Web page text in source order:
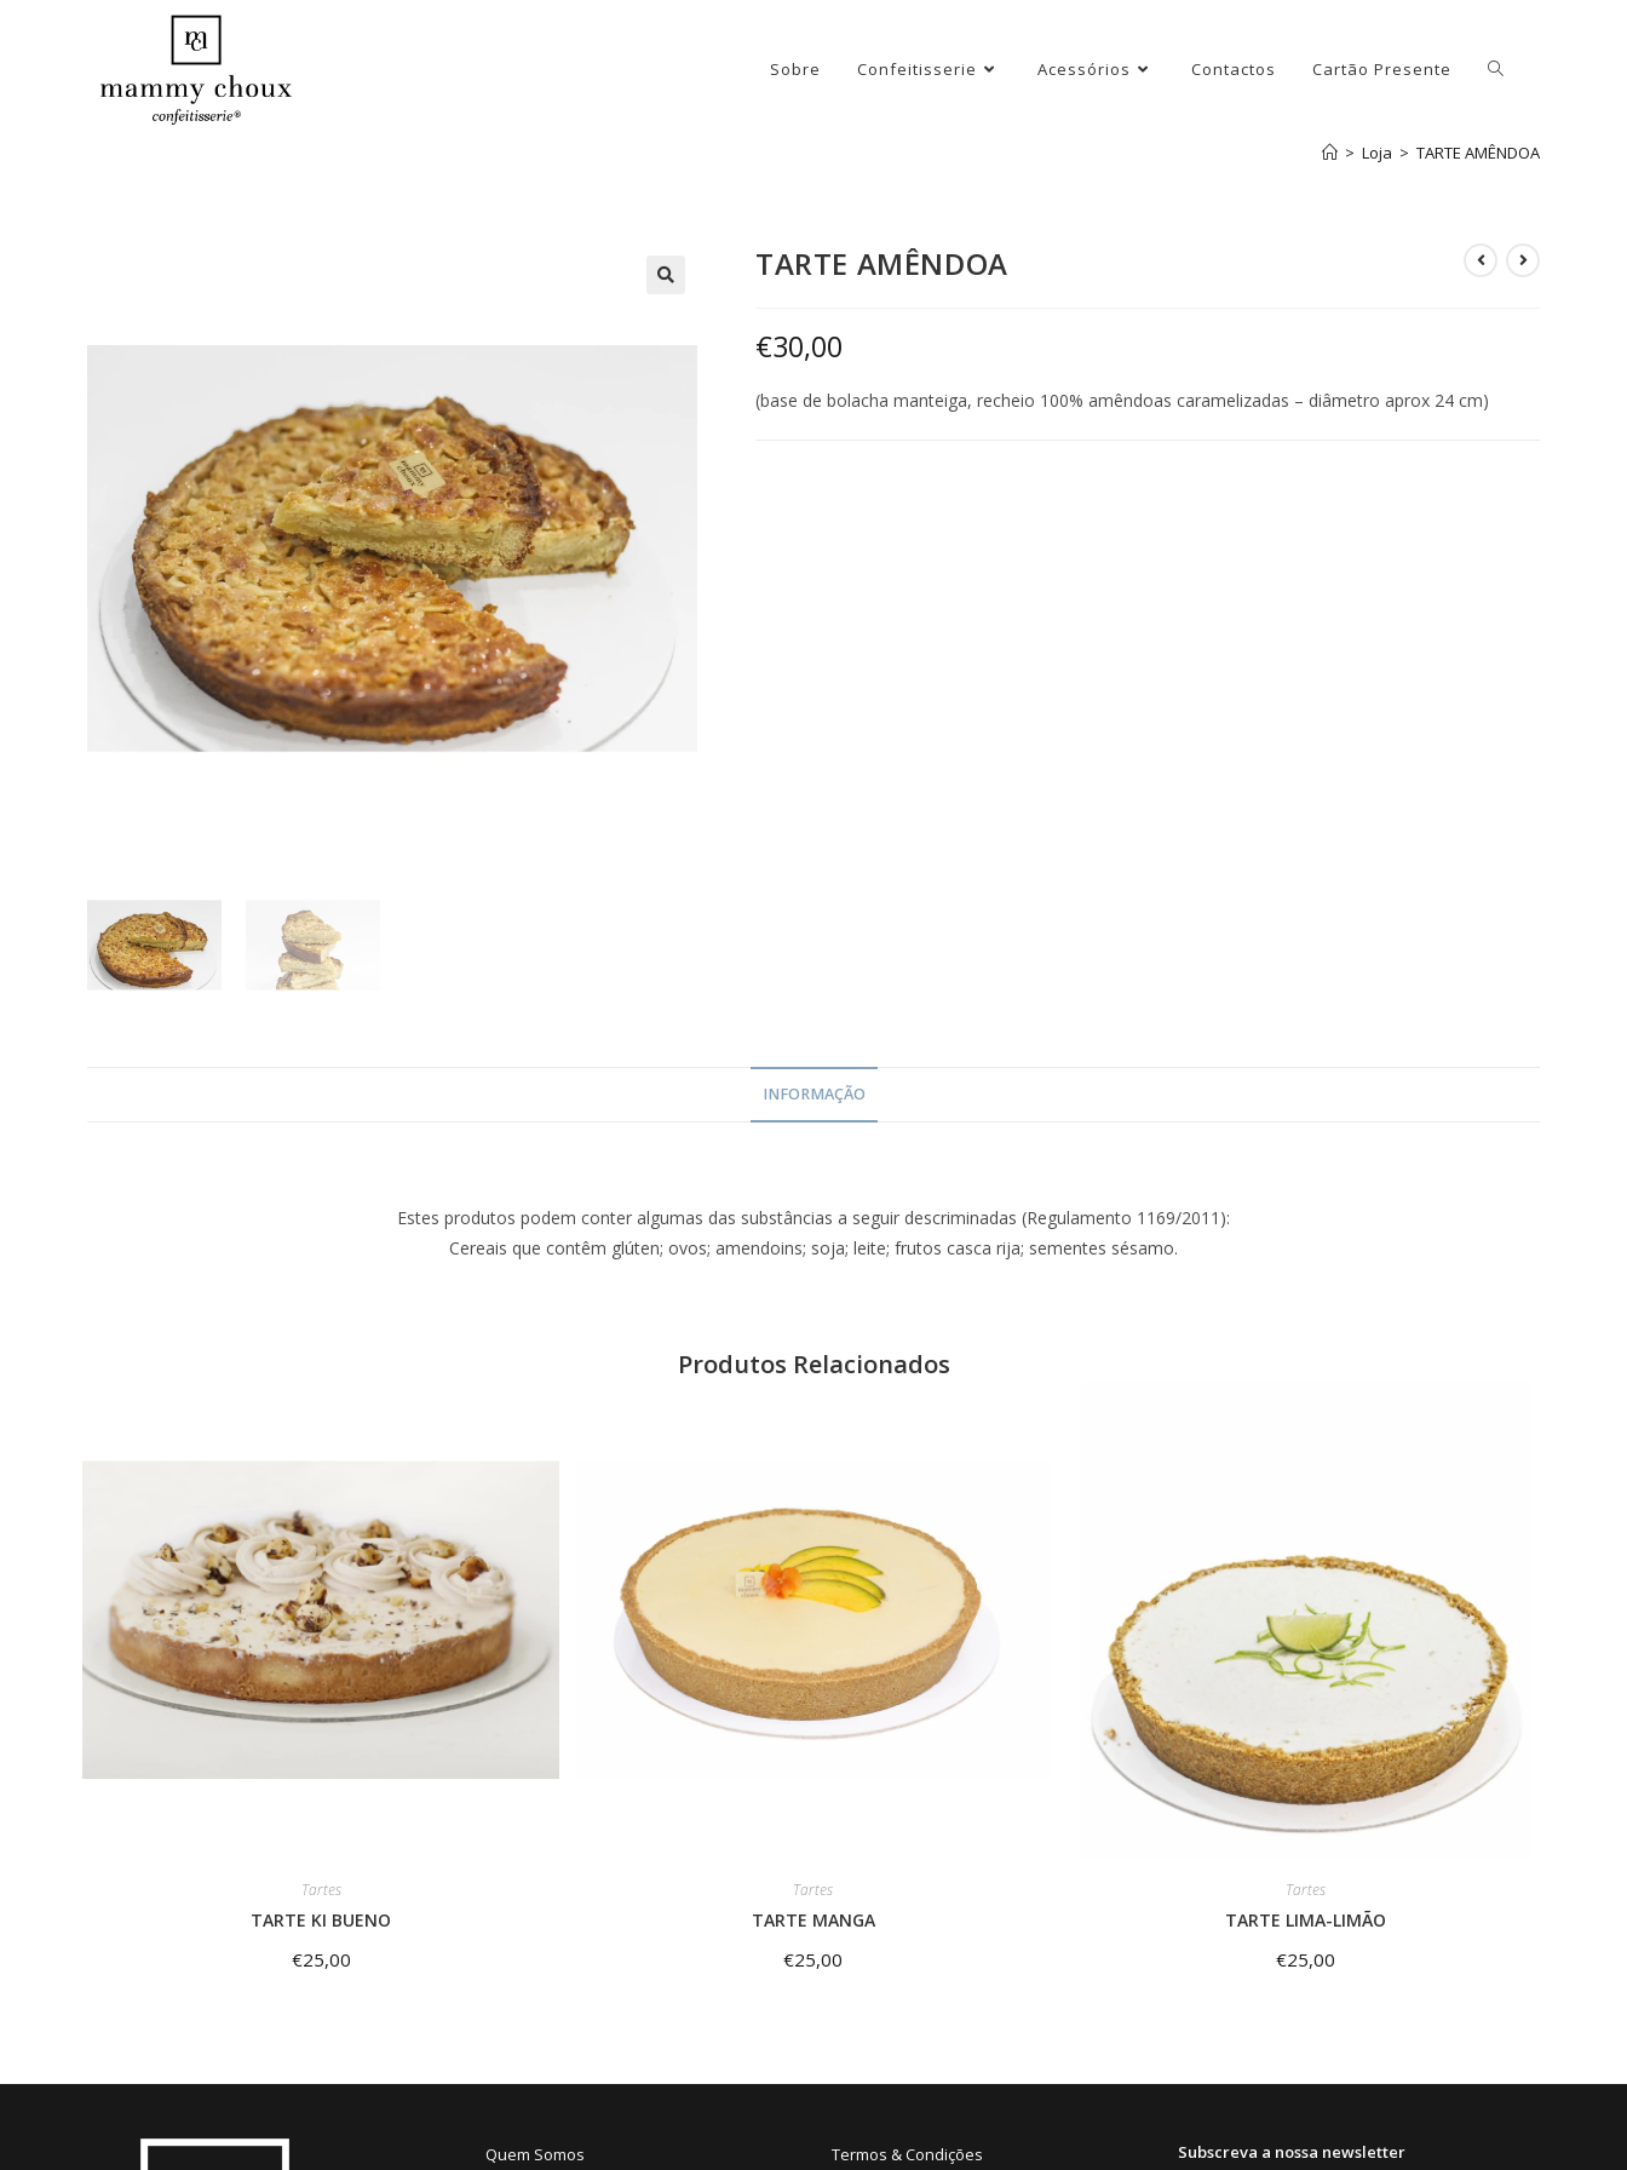
Sobre Confeitisserie Acessórios Contactos Cartão Presente
> Loja > TARTE AMÊNDOA
TARTE AMÊNDOA
€30,00
(base de bolacha manteiga, recheio 100% amêndoas caramelizadas – diâmetro aprox 24 cm)
INFORMAÇÃO
Estes produtos podem conter algumas das substâncias a seguir descriminadas (Regulamento 1169/2011):
Cereais que contêm glúten; ovos; amendoins; soja; leite; frutos casca rija; sementes sésamo.
Produtos Relacionados
Tartes
TARTE KI BUENO
€25,00
Tartes
TARTE MANGA
€25,00
Tartes
TARTE LIMA-LIMÃO
€25,00
Quem Somos Termos & Condições
Subscreva a nossa newsletter